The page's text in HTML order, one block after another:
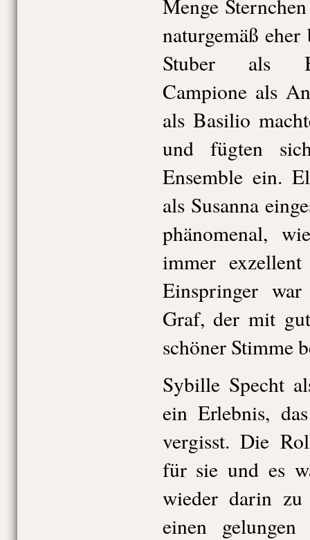
Menge
naturgemäß
Stuber als
Campione als
als Basilio
und fügten
Ensemble ein.
als Susanna
phänomenal,
immer
Einspringer
Graf, der mit
schöner Stimme
Sybille Specht
ein Erlebnis,
vergisst. Die
für sie und es
wieder darin zu
einen